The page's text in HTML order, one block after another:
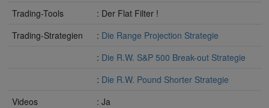
Trading-Tools
: Der Flat Filter !
Trading-Strategien
: Die Range Projection Strategie
: Die R.W. S&P 500 Break-out Strategie
: Die R.W. Pound Shorter Strategie
Videos
: Ja